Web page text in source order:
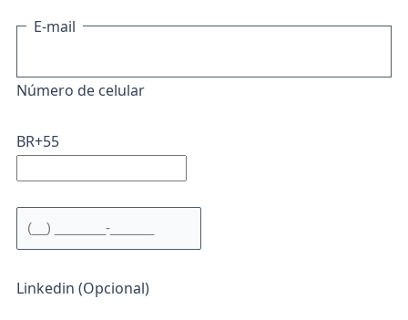
E-mail
Número de celular
BR+55
Linkedin (Opcional)